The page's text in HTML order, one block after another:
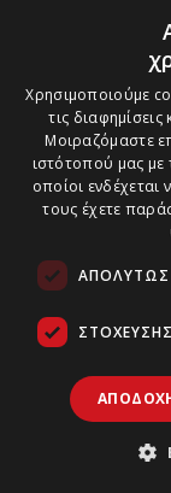
Χρησιμοποιούμε
τις
Μοιραζόμαστε
ιστότοπού μας με
οποίοι
τους έχετε
ΑΠΟΛΎΤΩΣ
ΣΤΌΧΕΥΣΗΣ